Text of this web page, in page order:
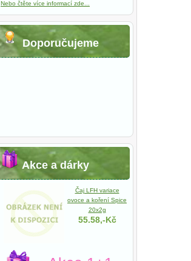
Nebo čtěte více informací zde...
Doporučujeme
Akce a dárky
Čaj LFH variace
ovoce a koření Spice
20x2g
55.58,-Kč